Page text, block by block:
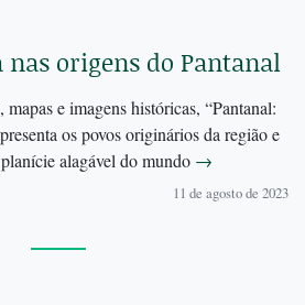
origens do Pantanal
e imagens históricas, “Pantanal:
os povos originários da região e
alagável do mundo →
11 de agosto de 2023